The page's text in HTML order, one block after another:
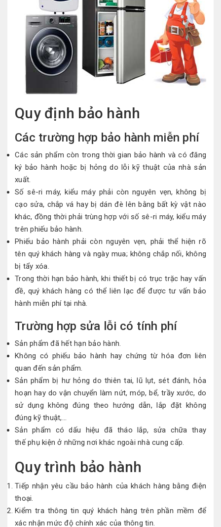
Quy định bảo hành
Các trường hợp bảo hành miễn phí
Các sản phẩm còn trongthời gian bảo hành và có đăng
ký bảo hành hoặc bị hỏng do lỗi kỹ thuật của nhà sản
xuất.
Số sê-ri máy, kiểu máy phải còn nguyên vẹn, không bị
cạo sửa, chắp vá hay bị dán đè lên bằng bất kỳ vật nào
khác, đồng thời phải trùng hợp với số sê-ri máy, kiểu máy
trên phiếu bảo hành.
Phiếu bảo hành phải còn nguyên vẹn, phải thể hiện rõ
tên quý khách hàng và ngày mua; không chắp nối, không
bị tẩy xóa.
Trong thời hạn bảo hành, khi thiết bị có trục trặc hayvấn
đề, quý khách hàng có thểliên lạc để được tư vấn bảo
hành miễn phí tại nhà.
Trường hợp sửa lỗi có tính phí
Sản phẩm đã hết hạn bảo hành.
Không có phiếu bảo hành hay chứng từ hóa đơn liên
quan đếnsản phẩm.
Sản phẩm bị hư hỏng do thiên tai, lũ lụt, sét đánh, hỏa
hoạn hay do vận chuyển làm nứt, móp, bể, trầy xước, do
sử dụng không đúng theo hướng dẫn, lắp đặt không
đúng kỹ thuật,…
Sản phẩm códấu hiệu đã tháo lắp, sửa chữa thay
thế phụ kiện ở những nơi khác ngoài nhà cung cấp.
Quy trình bảo hành
Tiếp nhận yêu cầu bảo hành củakhách hàng bằng điện
thoại.
Kiểm tra thông tin quý khách hàng trên phần mềm để
xác nhận mức độ chính xác của thông tin.